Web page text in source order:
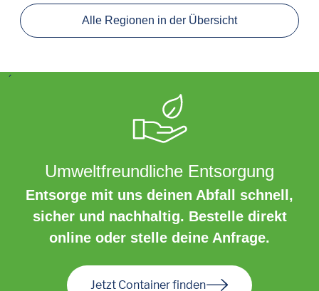
Alle Regionen in der Übersicht
´
Umweltfreundliche Entsorgung
Entsorge mit uns deinen Abfall schnell,
sicher und nachhaltig. Bestelle direkt
online oder stelle deine Anfrage.
Jetzt Container finden